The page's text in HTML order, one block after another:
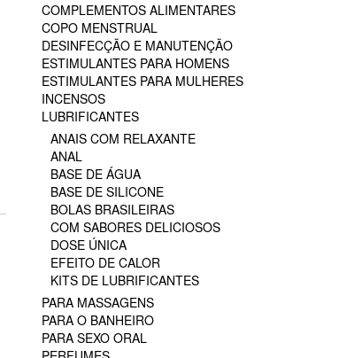
COMPLEMENTOS ALIMENTARES
COPO MENSTRUAL
DESINFECÇÃO E MANUTENÇÃO
ESTIMULANTES PARA HOMENS
ESTIMULANTES PARA MULHERES
INCENSOS
LUBRIFICANTES
ANAIS COM RELAXANTE
ANAL
BASE DE ÁGUA
BASE DE SILICONE
BOLAS BRASILEIRAS
COM SABORES DELICIOSOS
DOSE ÚNICA
EFEITO DE CALOR
KITS DE LUBRIFICANTES
PARA MASSAGENS
PARA O BANHEIRO
PARA SEXO ORAL